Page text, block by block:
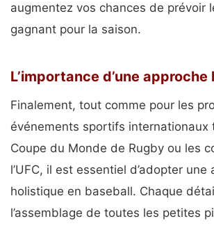
augmentez vos chances de prévoir
gagnant pour la saison.
L’importance d’une
Finalement, tout comme pour les
événements sportifs internationaux
Coupe du Monde de Rugby ou les
l’UFC, il est essentiel d’adopter une
holistique en baseball. Chaque
l’assemblage de toutes les petites